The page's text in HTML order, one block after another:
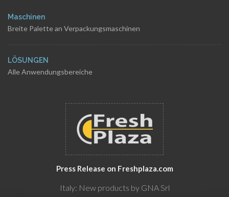
Maschinen
Breite Palette an Verpackungsmaschinen
LÖSUNGEN
Alle Anwendungsbereiche
Press Release on Freshplaza.com
Italy: New products by GNA Srl